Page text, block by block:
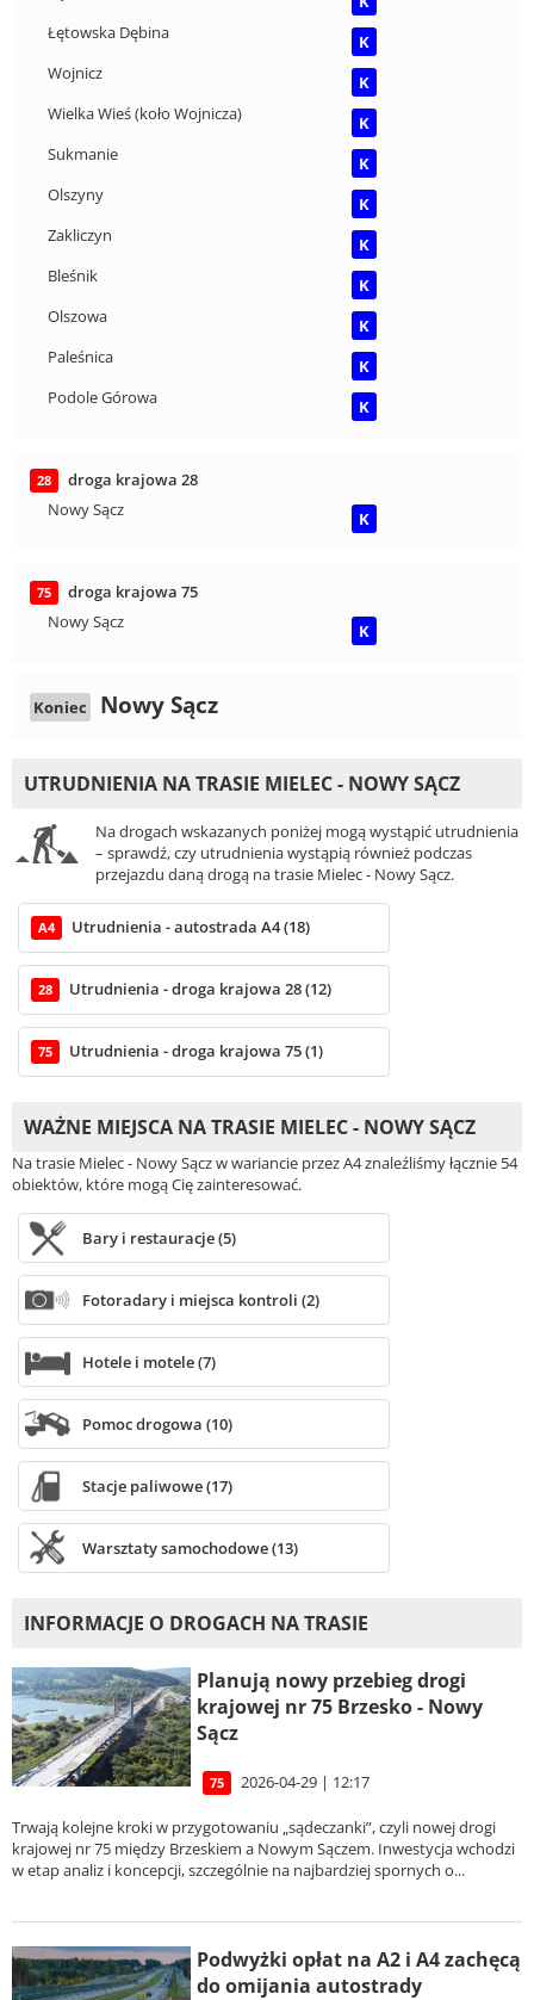
Łętowska Dębina
K
Wojnicz
K
Wielka Wieś (koło Wojnicza)
K
Sukmanie
K
Olszyny
K
Zakliczyn
K
Bleśnik
K
Olszowa
K
Paleśnica
K
Podole Górowa
K
28
droga krajowa 28
Nowy Sącz
K
75
droga krajowa 75
Nowy Sącz
K
Koniec Nowy Sącz
UTRUDNIENIA NA TRASIE MIELEC - NOWY SĄCZ
Na drogach wskazanych poniżej mogą wystąpić utrudnienia
– sprawdź, czy utrudnienia wystąpią również podczas
przejazdu daną drogą na trasie Mielec - Nowy Sącz.
A4 Utrudnienia - autostrada A4 (18)
28 Utrudnienia - droga krajowa 28 (12)
75 Utrudnienia - droga krajowa 75 (1)
WAŻNE MIEJSCA NA TRASIE MIELEC - NOWY SĄCZ
Na trasie Mielec - Nowy Sącz w wariancie przez A4 znaleźliśmy łącznie 54
obiektów, które mogą Cię zainteresować.
Bary i restauracje (5)
Fotoradary i miejsca kontroli (2)
Hotele i motele (7)
Pomoc drogowa (10)
Stacje paliwowe (17)
Warsztaty samochodowe (13)
INFORMACJE O DROGACH NA TRASIE
Planują nowy przebieg drogi
krajowej nr 75 Brzesko - Nowy
Sącz
75 2026-04-29 | 12:17
Trwają kolejne kroki w przygotowaniu „sądeczanki”, czyli nowej drogi
krajowej nr 75 między Brzeskiem a Nowym Sączem. Inwestycja wchodzi
w etap analiz i koncepcji, szczególnie na najbardziej spornych o...
Podwyżki opłat na A2 i A4 zachęcą
do omijania autostrady